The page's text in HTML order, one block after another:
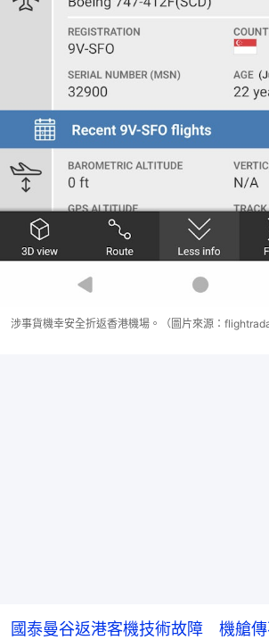
涉事貨機幸安全折返香港機場。（圖片來源：
國泰曼谷返港客機技術故障 機艙傳